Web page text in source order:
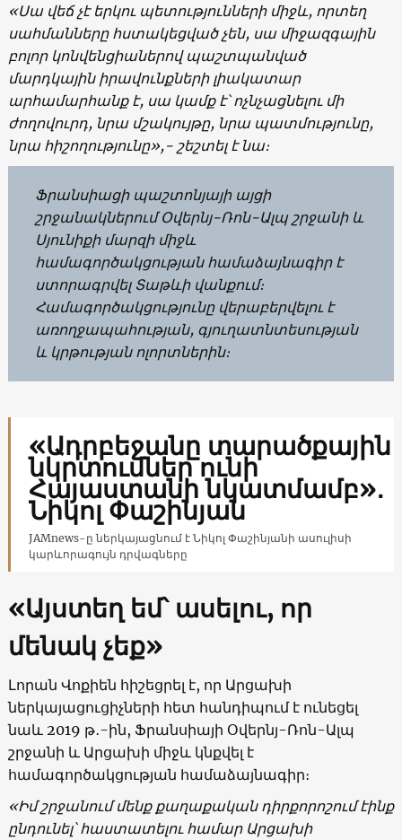
«Սա վեճ չէ երկու պետությունների միջև, որտեղ
սահմանները հստակեցված չեն, սա միջազգային
բոլոր կոնվենցիաներով պաշտպանված
մարդկային իրավունքների լիակատար
արհամարհանք է, սա կամք է՝ ոչնչացնելու մի
ժողովուրդ, նրա մշակույթը, նրա պատմությունը,
նրա հիշողությունը»,- շեշտել է նա։
Ֆրանսիացի պաշտոնյայի այցի
շրջանակներում Օվերնյ-Ռոն-Ալպ շրջանի և
Սյունիքի մարզի միջև
համագործակցության համաձայնագիր է
ստորագրվել Տաթևի վանքում։
Համագործակցությունը վերաբերվելու է
առողջապահության, գյուղատնտեսության
և կրթության ոլորտներին։
«Ադրբեջանը տարածքային
նկրտումներ ունի
Հայաստանի նկատմամբ»․
Նիկոլ Փաշինյան
JAMnews-ը ներկայացնում է Նիկոլ Փաշինյանի ասուլիսի
կարևորագույն դրվագները
«Այստեղ եմ՝ ասելու, որ
մենակ չեք»
Լորան Վոքիեն հիշեցրել է, որ Արցախի
ներկայացուցիչների հետ հանդիպում է ունեցել
նաև 2019 թ․-ին, Ֆրանսիայի Օվերնյ-Ռոն-Ալպ
շրջանի և Արցախի միջև կնքվել է
համագործակցության համաձայնագիր։
«Իմ շրջանում մենք քաղաքական դիրքորոշում էինք
ընդունել՝ հաստատելու համար Արցախի